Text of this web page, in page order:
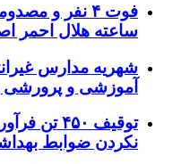
ساعته هلال احمر
شهریه مدارس
آموزشی و
توقیف
نکردن ضوابط